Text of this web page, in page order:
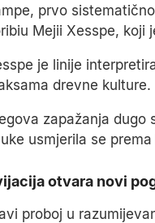
prvo
Mejii Xesspe, koji
je linije
drevne kulture.
zapažanja dugo
usmjerila se
otvara novi
proboj u